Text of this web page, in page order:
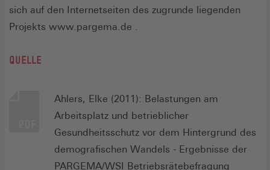
sich auf den Internetseiten des zugrunde liegenden
Projekts www.pargema.de .
QUELLE
Ahlers, Elke (2011): Belastungen am
Arbeitsplatz und betrieblicher
Gesundheitsschutz vor dem Hintergrund des
demografischen Wandels - Ergebnisse der
PARGEMA/WSI Betriebsrätebefragung